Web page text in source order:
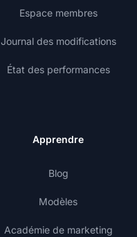
Espace membres
Journal des modifications
État des performances
Apprendre
Blog
Modèles
Académie de marketing